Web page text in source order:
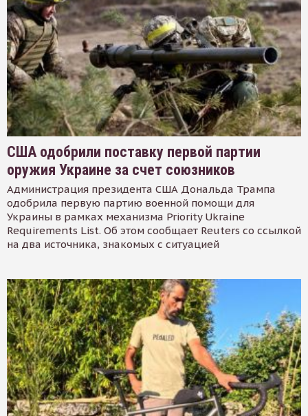
США одобрили поставку первой партии
оружия Украине за счет союзников
Администрация президента США Дональда Трампа
одобрила первую партию военной помощи для
Украины в рамках механизма Priority Ukraine
Requirements List. Об этом сообщает Reuters со ссылкой
на два источника, знакомых с ситуацией